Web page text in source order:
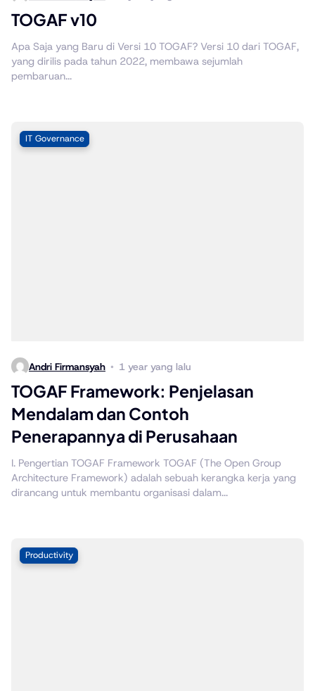
TOGAF v10
Apa Saja yang Baru di Versi 10 TOGAF? Versi 10 dari TOGAF,
yang dirilis pada tahun 2022, membawa sejumlah
pembaruan...
IT Governance
Andri Firmansyah 1 year yang lalu
TOGAF Framework: Penjelasan
Mendalam dan Contoh
Penerapannya di Perusahaan
I. Pengertian TOGAF Framework TOGAF (The Open Group
Architecture Framework) adalah sebuah kerangka kerja yang
dirancang untuk membantu organisasi dalam...
Productivity